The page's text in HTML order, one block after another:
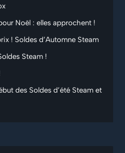
Noël : elles approchent !
! Soldes d’Automne Steam
Steam !
des Soldes d’été Steam et